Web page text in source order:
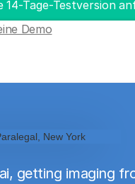
14-Tage-Testversion
Demo
getting imaging